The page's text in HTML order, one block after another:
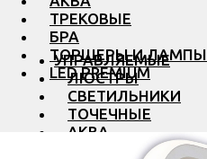
ТРЕКОВЫЕ
БРА
ТОРШЕРЫ И ЛАМПЫ
LED PREMIUM
УПРАВЛЯЕМЫЕ
ЛЮСТРЫ
СВЕТИЛЬНИКИ
ТОЧЕЧНЫЕ
АКВА
ТРЕКОВЫЕ